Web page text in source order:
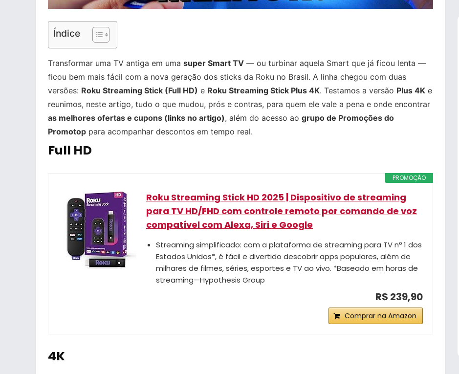
Índice
Transformar uma TV antiga em uma super Smart TV — ou turbinar aquela Smart que já ficou lenta —
ficou bem mais fácil com a nova geração dos sticks da Roku no Brasil. A linha chegou com duas
versões: Roku Streaming Stick (Full HD) e Roku Streaming Stick Plus 4K. Testamos a versão Plus 4K e
reunimos, neste artigo, tudo o que mudou, prós e contras, para quem ele vale a pena e onde encontrar
as melhores ofertas e cupons (links no artigo), além do acesso ao grupo de Promoções do
Promotop para acompanhar descontos em tempo real.
Full HD
PROMOÇÃO
Roku Streaming Stick HD 2025 | Dispositivo de streaming
para TV HD/FHD com controle remoto por comando de voz
compatível com Alexa, Siri e Google
Streaming simplificado: com a plataforma de streaming para TV nº 1 dos
Estados Unidos*, é fácil e divertido descobrir apps populares, além de
milhares de filmes, séries, esportes e TV ao vivo. *Baseado em horas de
streaming—Hypothesis Group
R$ 239,90
Comprar na Amazon
4K